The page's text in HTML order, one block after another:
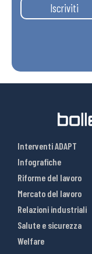
Iscriviti
Interventi ADAPT
Infografiche
Riforme del lavoro
Mercato del lavoro
Relazioni industriali
Salute e sicurezza
Welfare